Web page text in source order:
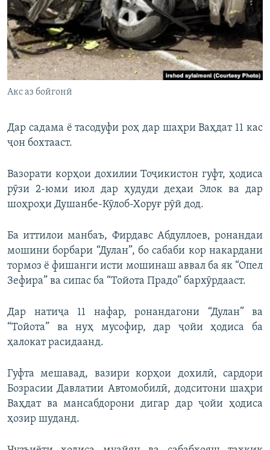
ГУЗОРИШҲОИ РАДИОӢ
Русский
ПАЙГИРӢ КУНЕД
Ҳамаи сомонаҳои RFE/RL
Акс аз бойгонӣ
Дар садама ё тасодуфи роҳ дар шаҳри Ваҳдат 11 кас
ҷон бохтааст.
Вазорати корҳои дохилии Тоҷикистон гуфт, ҳодиса
рӯзи 2-юми июл дар ҳудуди деҳаи Элок ва дар
шоҳроҳи Душанбе-Кӯлоб-Хоруғ рӯй дод.
Ба иттилои манбаъ, Фирдавс Абдуллоев, ронандаи
мошини борбари “Дулан”, бо сабаби кор накардани
тормоз ё фишанги исти мошинаш аввал ба як “Опел
Зефира” ва сипас ба “Тойота Прадо” бархӯрдааст.
Дар натиҷа 11 нафар, ронандагони “Дулан” ва
“Тойота” ва нуҳ мусофир, дар ҷойи ҳодиса ба
ҳалокат расидаанд.
Гуфта мешавад, вазири корҳои дохилӣ, сардори
Бозрасии Давлатии Автомобилӣ, додситони шаҳри
Ваҳдат ва мансабдорони дигар дар ҷойи ҳодиса
ҳозир шуданд.